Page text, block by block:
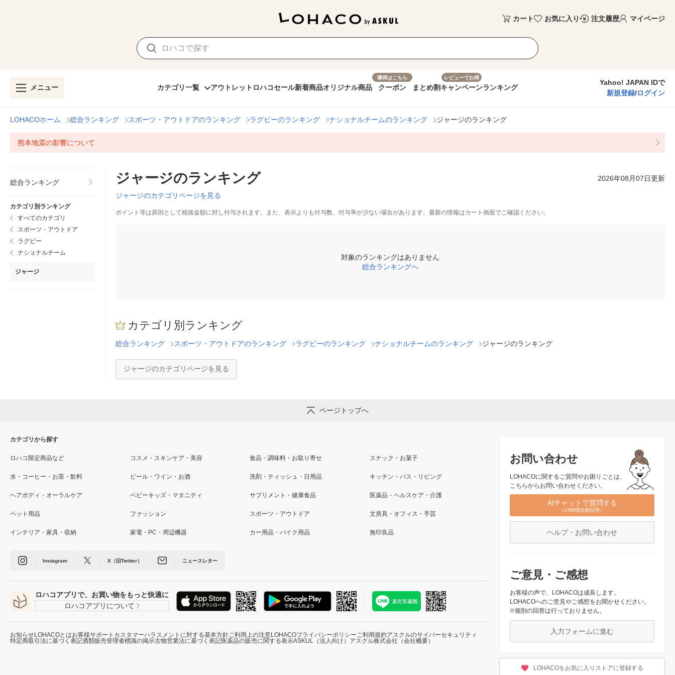
カート お気に入り 注文履歴 マイページ
メニュー カテゴリ一覧 アウトレット ロハコセール新着商品オリジナル商品
獲得はこちら
クーポン まとめ割
レビューでお得
キャンペーンランキング
Yahoo! JAPAN IDで
新規登録/ログイン
LOHACOホーム 総合ランキング スポーツ・アウトドアのランキング ラグビーのランキング ナショナルチームのランキング ジャージのランキング
熊本地震の影響について
総合ランキング
カテゴリ別ランキング
すべてのカテゴリ
スポーツ・アウトドア
ラグビー
ナショナルチーム
ジャージ
ジャージのランキング 2026年08月07日更新
ジャージのカテゴリページを見る
ポイント等は原則として税抜金額に対し付与されます。また、表示よりも付与数、付与率が少ない場合があります。最新の情報はカート画面でご確認ください。
対象のランキングはありません
総合ランキングへ
カテゴリ別ランキング
総合ランキング スポーツ・アウトドアのランキング ラグビーのランキング ナショナルチームのランキング ジャージのランキング
ジャージのカテゴリページを見る
ページトップへ
お問い合わせ
LOHACOに関するご質問やお困りごとは、
こちらからお問い合わせください。
AIチャットで質問する
（24時間自動回答）
ヘルプ・お問い合わせ
ご意見・ご感想
お客様の声で、LOHACOは成長します。
LOHACOへのご意見やご感想をお聞かせください。
※個別の回答は行っておりません。
入力フォームに進む
LOHACOをお気に入りストアに登録する
カテゴリから探す
ロハコ限定商品など コスメ・スキンケア・美容 食品・調味料・お取り寄せ スナック・お菓子
水・コーヒー・お茶・飲料 ビール・ワイン・お酒 洗剤・ティッシュ・日用品 キッチン・バス・リビング
ヘアボディ・オーラルケア ベビーキッズ・マタニティ サプリメント・健康食品 医薬品・ヘルスケア・介護
ペット用品 ファッション スポーツ・アウトドア 文房具・オフィス・手芸
インテリア・家具・収納 家電・PC・周辺機器 カー用品・バイク用品 無印良品
Instagram X（旧Twitter） ニュースレター
ロハコアプリで、お買い物をもっと快適に
ロハコアプリについて
お知らせLOHACOとはお客様サポート カスタマーハラスメントに対する基本方針ご利用上の注意LOHACOプライバシーポリシーご利用規約アスクルのサイバーセキュリティ
特定商取引法に基づく表記酒類販売管理者標識の掲示古物営業法に基づく表記医薬品の販売に関する表示ASKUL（法人向け） アスクル株式会社（会社概要）